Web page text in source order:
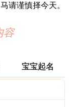
请谨慎择今天。
动土
微 唐符
容
宝宝起名